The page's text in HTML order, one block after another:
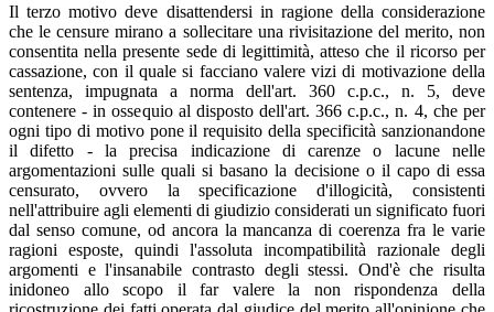
Il terzo motivo deve disattendersi in ragione della considerazione
che le censure mirano a sollecitare una rivisitazione del merito, non
consentita nella presente sede di legittimità, atteso che il ricorso per
cassazione, con il quale si facciano valere vizi di motivazione della
sentenza, impugnata a norma dell'art. 360 c.p.c., n. 5, deve
contenere - in ossequio al disposto dell'art. 366 c.p.c., n. 4, che per
ogni tipo di motivo pone il requisito della specificità sanzionandone
il difetto - la precisa indicazione di carenze o lacune nelle
argomentazioni sulle quali si basano la decisione o il capo di essa
censurato, ovvero la specificazione d'illogicità, consistenti
nell'attribuire agli elementi di giudizio considerati un significato fuori
dal senso comune, od ancora la mancanza di coerenza fra le varie
ragioni esposte, quindi l'assoluta incompatibilità razionale degli
argomenti e l'insanabile contrasto degli stessi. Ond'è che risulta
inidoneo allo scopo il far valere la non rispondenza della